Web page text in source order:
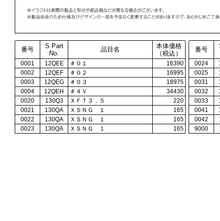
番号
S Part
No.
品目名
本体価格
（税込）
番号
0001 12QEE ＃０１ 16390 0024
0002
12QEF ＃０２ 16995 0025
0003
12QEG ＃０３ 18975 0031
0004
12QEH ＃４Ｖ 34430 0032
0020
130Q3 ＸＦＴ３．５ 220 0033
0021
130QA ＸＳＮＧ １ 165 0041
0022
130QA ＸＳＮＧ １ 165 0042
0023
130QA ＸＳＮＧ １ 165 9000